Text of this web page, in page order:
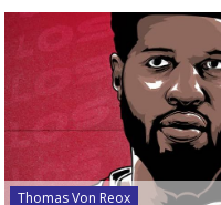
Thomas Von Reox